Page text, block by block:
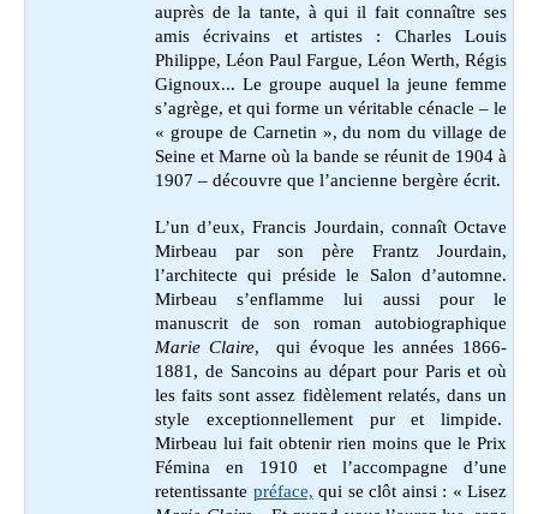
auprès de la tante, à qui il fait connaître ses
amis écrivains et artistes : Charles Louis
Philippe, Léon Paul Fargue, Léon Werth, Régis
Gignoux... Le groupe auquel la jeune femme
s’agrège, et qui forme un véritable cénacle – le
« groupe de Carnetin », du nom du village de
Seine et Marne où la bande se réunit de 1904 à
1907 – découvre que l’ancienne bergère écrit.
L’un d’eux, Francis Jourdain, connaît Octave
Mirbeau par son père Frantz Jourdain,
l’architecte qui préside le Salon d’automne.
Mirbeau s’enflamme lui aussi pour le
manuscrit de son roman autobiographique
Marie Claire, qui évoque les années 1866-
1881, de Sancoins au départ pour Paris et où
les faits sont assez fidèlement relatés, dans un
style exceptionnellement pur et limpide.
Mirbeau lui fait obtenir rien moins que le Prix
Fémina en 1910 et l’accompagne d’une
retentissante préface, qui se clôt ainsi : « Lisez